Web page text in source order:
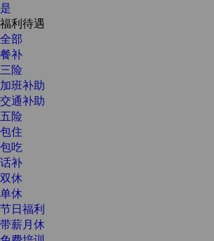
是
福利待遇
全部
餐补
三险
加班补助
交通补助
五险
包住
包吃
话补
双休
单休
节日福利
带薪月休